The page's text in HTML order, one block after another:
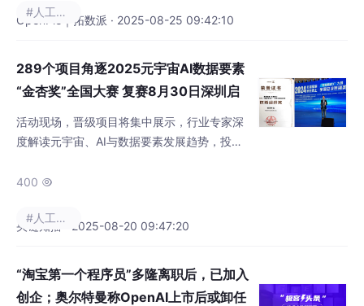
道的另外一个开拓者，在数据计算相关领域与
OpenPie｜拓数派 · 2025-08-25 09:42:10
#人工智能
289个项目角逐2025元宇宙AI数据要素
“金杏奖”全国大赛 复赛8月30日深圳启
幕
活动现场，晋级项目将集中展示，行业专家深
度解读元宇宙、AI与数据要素发展趋势，投资
合作机会。大赛覆盖工业制造、现代农业、商
建、人工智能技术融合、应用场景创新三大方
今年，在何超推动下，赛事全面扩容，影响力
显著提升。2025年大赛全面扩容，签约
400 
央链知播 · 2025-08-20 09:47:20
#人工智能
“淘宝第一个程序员”多隆离职后，已加入
创企；奥尔特曼称OpenAI上市后或卸任